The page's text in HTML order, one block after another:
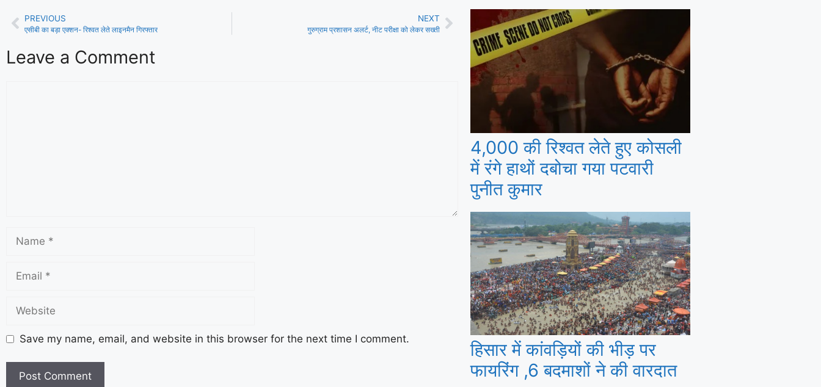
4,000 की रिश्वत लेते हुए कोसली में रंगे हाथों दबोचा गया पटवारी
PREVIOUS
एसीबी का बड़ा एक्शन- रिश्वत लेते लाइनमैन गिरफ्तार
NEXT
गुरुग्राम प्रशासन अलर्ट, नीट परीक्षा को लेकर सख्ती
Leave a Comment
Save my name, email, and website in this browser for the next time I comment.
4,000 की रिश्वत लेते हुए कोसली
में रंगे हाथों दबोचा गया पटवारी
पुनीत कुमार
हिसार में कांवड़ियों की भीड़ पर
फायरिंग ,6 बदमाशों ने की वारदात